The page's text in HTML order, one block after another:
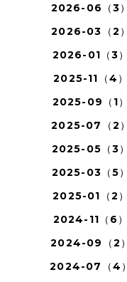
2026-06（3）
2026-03（2）
2026-01（3）
2025-11（4）
2025-09（1）
2025-07（2）
2025-05（3）
2025-03（5）
2025-01（2）
2024-11（6）
2024-09（2）
2024-07（4）